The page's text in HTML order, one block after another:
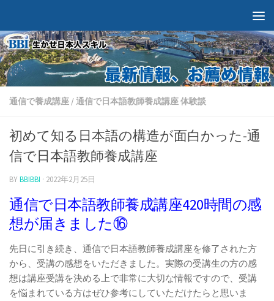
通信で養成講座 /通信で日本語教師養成講座 体験談
初めて知る日本語の構造が面白かった-通
信で日本語教師養成講座
BYBBIBBI · 2022年2月25日
通信で日本語教師養成講座420時間の感
想が届きました⑯
先日に引き続き、通信で日本語教師養成講座を修了された方
から、受講の感想をいただきました。実際の受講生の方の感
想は講座受講を決める上で非常に大切な情報ですので、受講
を悩まれている方はぜひ参考にしていただけたらと思いま